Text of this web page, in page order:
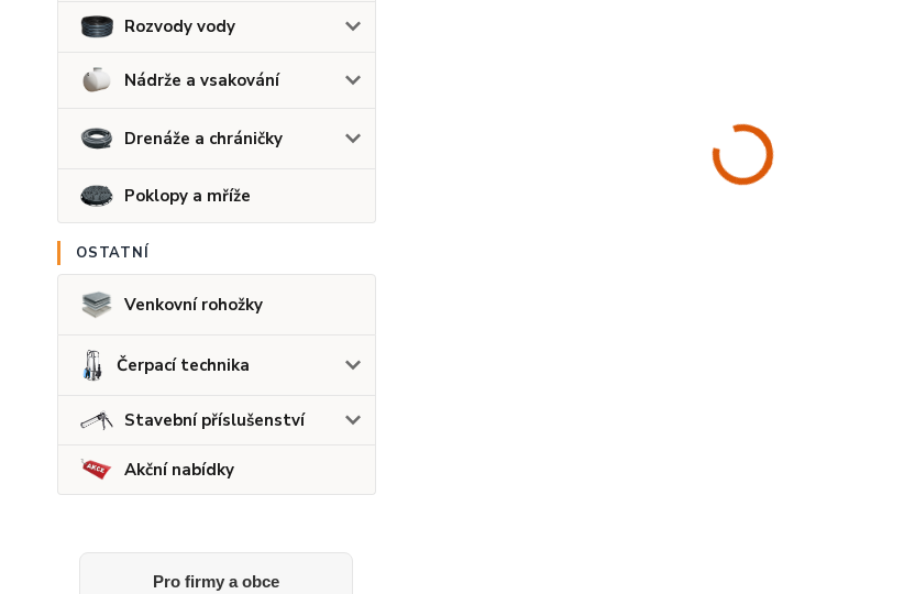
Rozvody vody
Nádrže a vsakování
Drenáže a chráničky
Poklopy a mříže
OSTATNÍ
Venkovní rohožky
Čerpací technika
Stavební příslušenství
Akční nabídky
Pro firmy a obce